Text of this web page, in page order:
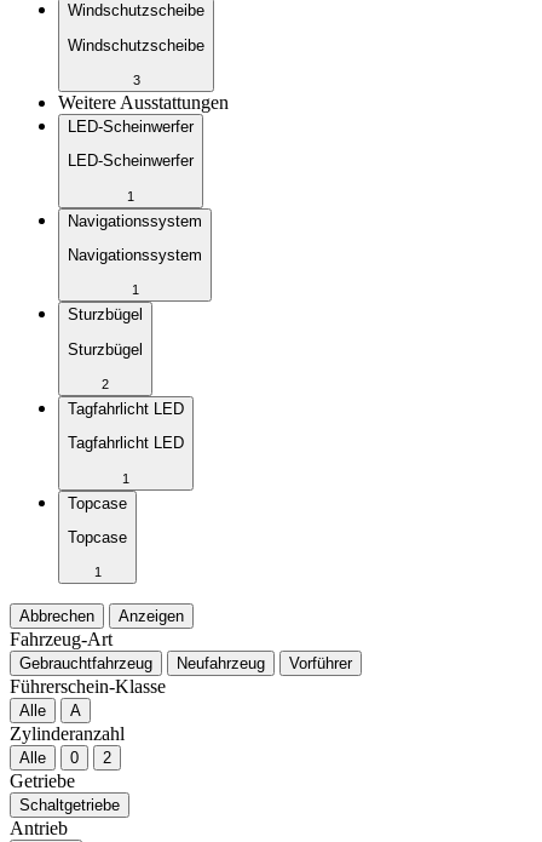
Windschutzscheibe
Windschutzscheibe
3
Weitere Ausstattungen
LED-Scheinwerfer
LED-Scheinwerfer
1
Navigationssystem
Navigationssystem
1
Sturzbügel
Sturzbügel
2
Tagfahrlicht LED
Tagfahrlicht LED
1
Topcase
Topcase
1
Abbrechen Anzeigen
Fahrzeug-Art
Gebrauchtfahrzeug Neufahrzeug Vorführer
Führerschein-Klasse
Alle A
Zylinderanzahl
Alle 0 2
Getriebe
Schaltgetriebe
Antrieb